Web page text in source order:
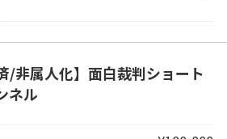
/非属人化】面白裁判ショート
ネル